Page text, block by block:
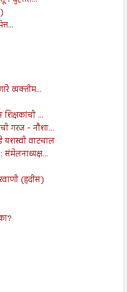
व्यक्तीम...
शिक्षकांची ...
गरज - नौशा...
यशस्वी वाटचाल
संमेलनाध्यक्ष...
(हदीस)